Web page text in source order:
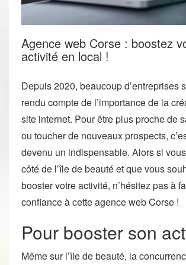
Agence web Corse : boostez
activité en local !
Depuis 2020, beaucoup d’entreprises
rendu compte de l’importance de la
site internet. Pour être plus proche de
ou toucher de nouveaux prospects,
devenu un indispensable. Alors si
côté de l’île de beauté et que vous
booster votre activité, n’hésitez pas à
confiance à cette agence web Corse !
Pour booster son
Même sur l’île de beauté, la